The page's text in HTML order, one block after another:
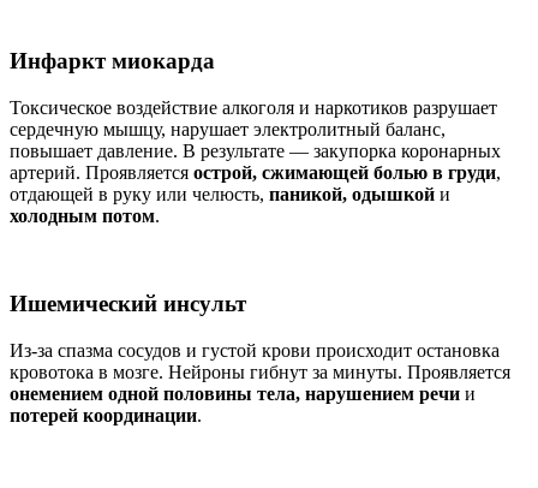
Инфаркт миокарда
Токсическое воздействие алкоголя и наркотиков разрушает
сердечную мышцу, нарушает электролитный баланс,
повышает давление. В результате — закупорка коронарных
артерий. Проявляется острой, сжимающей болью в груди,
отдающей в руку или челюсть, паникой, одышкой и
холодным потом.
Ишемический инсульт
Из-за спазма сосудов и густой крови происходит остановка
кровотока в мозге. Нейроны гибнут за минуты. Проявляется
онемением одной половины тела, нарушением речи и
потерей координации.